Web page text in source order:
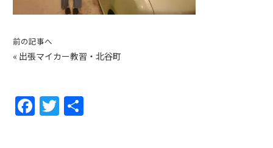
前の記事へ
« 出張マイカー教習・北谷町
F T